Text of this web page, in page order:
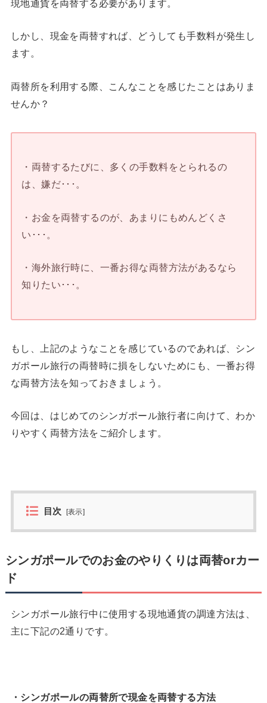
現地通貨を両替する必要があります。
しかし、現金を両替すれば、どうしても手数料が発生し
ます。
両替所を利用する際、こんなことを感じたことはありま
せんか？
・両替するたびに、多くの手数料をとられるの
は、嫌だ･･･。
・お金を両替するのが、あまりにもめんどくさ
い･･･。
・海外旅行時に、一番お得な両替方法があるなら
知りたい･･･。
もし、上記のようなことを感じているのであれば、シン
ガポール旅行の両替時に損をしないためにも、一番お得
な両替方法を知っておきましょう。
今回は、はじめてのシンガポール旅行者に向けて、わか
りやすく両替方法をご紹介します。
目次 [表示]
シンガポールでのお金のやりくりは両替orカー
ド
シンガポール旅行中に使用する現地通貨の調達方法は、
主に下記の2通りです。
・シンガポールの両替所で現金を両替する方法